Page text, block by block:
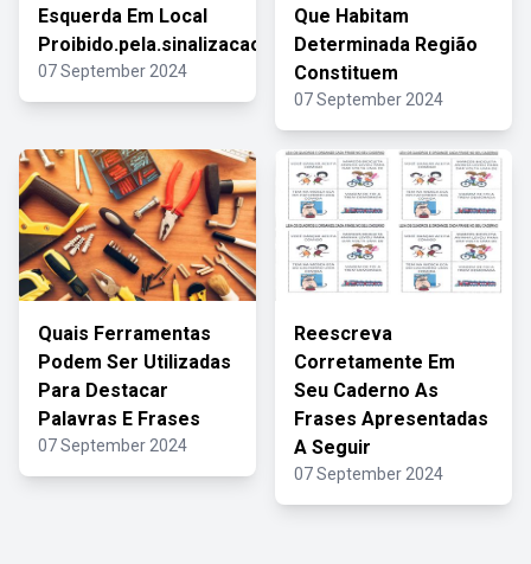
Esquerda Em Local
Proibido.pela.sinalizacao
07 September 2024
Que Habitam
Determinada Região
Constituem
07 September 2024
Quais Ferramentas
Podem Ser Utilizadas
Para Destacar
Palavras E Frases
07 September 2024
Reescreva
Corretamente Em
Seu Caderno As
Frases Apresentadas
A Seguir
07 September 2024